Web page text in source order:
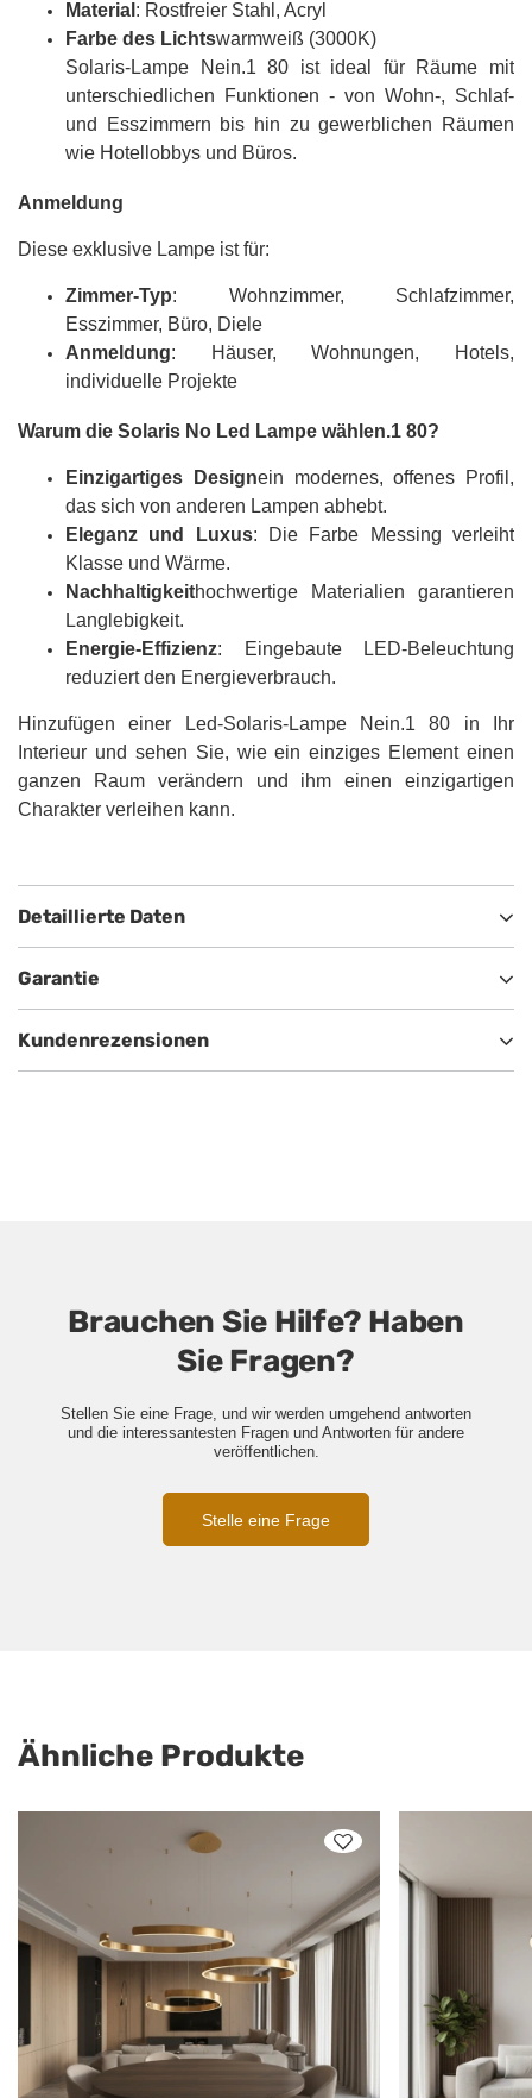
Material : Rostfreier Stahl, Acryl
Farbe des Lichtswarmweiß (3000K)
Solaris-Lampe Nein.1 80 ist ideal für Räume mit
unterschiedlichen Funktionen - von Wohn-, Schlaf-
und Esszimmern bis hin zu gewerblichen Räumen
wie Hotellobbys und Büros.
Anmeldung
Diese exklusive Lampe ist für:
Zimmer-Typ: Wohnzimmer, Schlafzimmer,
Esszimmer, Büro, Diele
Anmeldung: Häuser, Wohnungen, Hotels,
individuelle Projekte
Warum die Solaris No Led Lampe wählen.1 80?
Einzigartiges Designein modernes, offenes Profil,
das sich von anderen Lampen abhebt.
Eleganz und Luxus: Die Farbe Messing verleiht
Klasse und Wärme.
Nachhaltigkeithochwertige Materialien garantieren
Langlebigkeit.
Energie-Effizienz: Eingebaute LED-Beleuchtung
reduziert den Energieverbrauch.
Hinzufügen einer Led-Solaris-Lampe Nein.1 80 in Ihr
Interieur und sehen Sie, wie ein einziges Element einen
ganzen Raum verändern und ihm einen einzigartigen
Charakter verleihen kann.
Detaillierte Daten
Garantie
Kundenrezensionen
Brauchen Sie Hilfe? Haben
Sie Fragen?
Stellen Sie eine Frage, und wir werden umgehend antworten
und die interessantesten Fragen und Antworten für andere
veröffentlichen.
Stelle eine Frage
Ähnliche Produkte